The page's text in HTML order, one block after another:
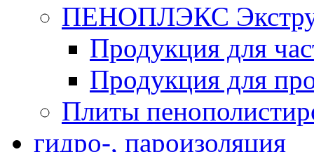
ПЕНОПЛЭКС
Продукция для
Продукция для
Плиты
гидро-, пароизоляция